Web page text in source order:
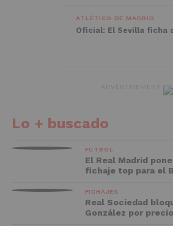
ATLÉTICO DE MADRID
Oficial: El Sevilla ficha
Lo + buscado
FÚTBOL
El Real Madrid
fichaje top para el
FICHAJES
Real Sociedad
González por